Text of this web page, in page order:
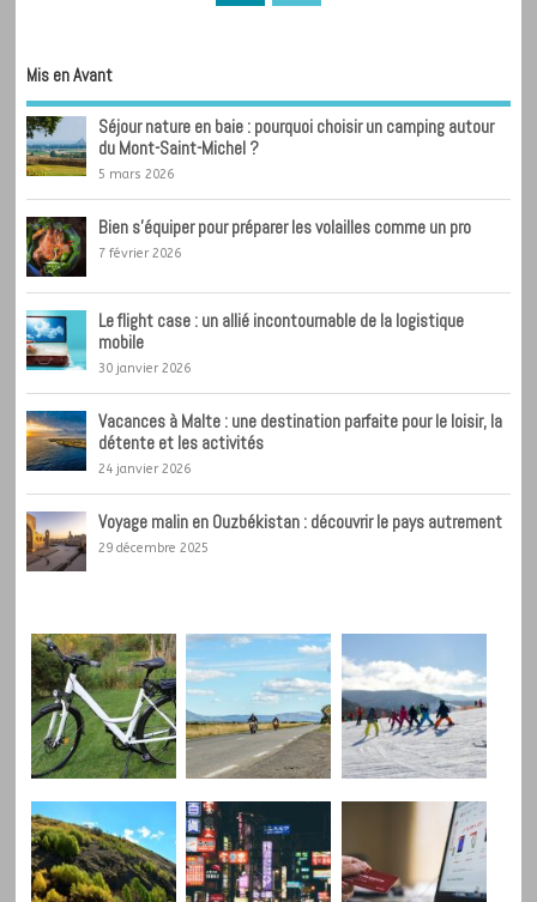
Mis en Avant
Séjour nature en baie : pourquoi choisir un camping autour
du Mont-Saint-Michel ?
5 mars 2026
Bien s’équiper pour préparer les volailles comme un pro
7 février 2026
Le flight case : un allié incontournable de la logistique
mobile
30 janvier 2026
Vacances à Malte : une destination parfaite pour le loisir, la
détente et les activités
24 janvier 2026
Voyage malin en Ouzbékistan : découvrir le pays autrement
29 décembre 2025